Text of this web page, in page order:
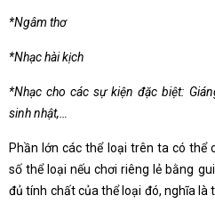
*Ngâm thơ
*Nhạc hài kịch
*Nhạc cho các sự kiện đặc biệt:
sinh nhật,…
Phần lớn các thể loại trên ta có thể
số thể loại nếu chơi riêng lẻ bằng
đủ tính chất của thể loại đó, nghĩa là